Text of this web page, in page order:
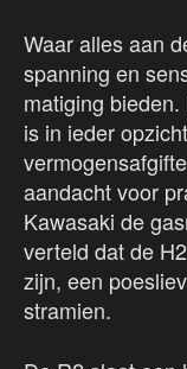
Waar alles aan
spanning en
matiging
is in ieder
aandacht voor
Kawasaki de
verteld dat de
zijn, een
stramien.